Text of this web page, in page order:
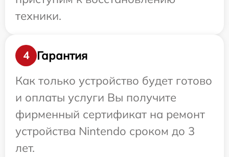
техники.
4
Гарантия
Как только устройство будет готово
и оплаты услуги Вы получите
фирменный сертификат на ремонт
устройства Nintendo сроком до 3
лет.